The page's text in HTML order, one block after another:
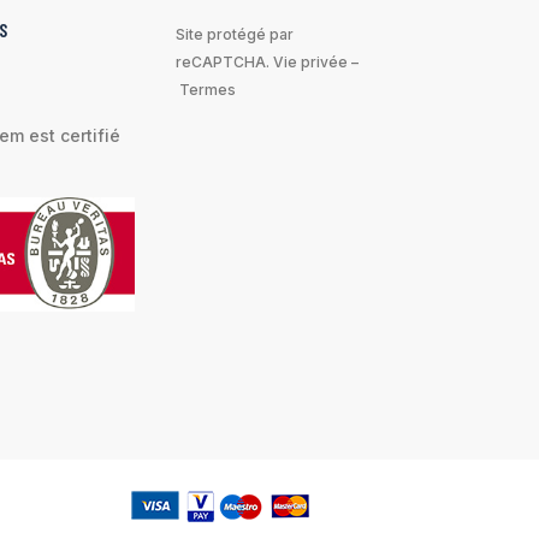
est certifié
Site protégé par
reCAPTCHA.Vie privée –
Termes